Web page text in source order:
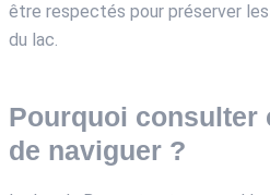
être respectés pour préserver
du lac.
Pourquoi consulter
de naviguer ?